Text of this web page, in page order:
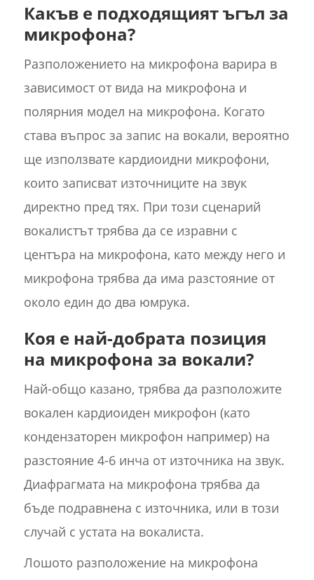
Какъв е подходящият ъгъл за
микрофона?
Разположението на микрофона варира в
зависимост от вида на микрофона и
полярния модел на микрофона. Когато
става въпрос за запис на вокали, вероятно
ще използвате кардиоидни микрофони,
които записват източниците на звук
директно пред тях. При този сценарий
вокалистът трябва да се изравни с
центъра на микрофона, като между него и
микрофона трябва да има разстояние от
около един до два юмрука.
Коя е най-добрата позиция
на микрофона за вокали?
Най-общо казано, трябва да разположите
вокален кардиоиден микрофон (като
кондензаторен микрофон например) на
разстояние 4-6 инча от източника на звук.
Диафрагмата на микрофона трябва да
бъде подравнена с източника, или в този
случай с устата на вокалиста.
Лошото разположение на микрофона